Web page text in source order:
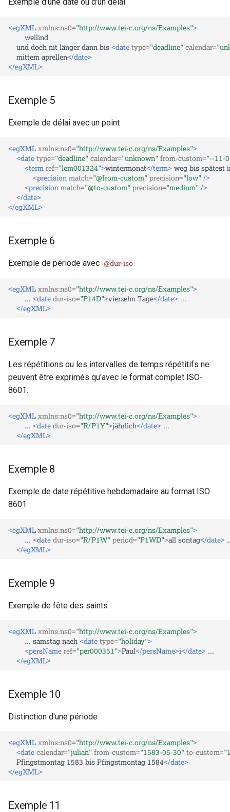
<egXML xmlns:ns0="http://www.tei-c.org/ns/Examples">
und doch nit länger dann bis <date type="deadline" calendar=
mittem aprellen</date>
</egXML>
Exemple 5
Exemple de délai avec un point
<egXML xmlns:ns0="http://www.tei-c.org/ns/Examples">
<date type="deadline" calendar="unknown" from-custom="--11-
<term ref="lem001324">wintermonat</term> weg bis spätest
<precision match="@from-custom" precision="low" />
<precision match="@to-custom" precision="medium" />
</date>
</egXML>
Exemple 6
Exemple de période avec @dur-iso
<egXML xmlns:ns0="http://www.tei-c.org/ns/Examples">
<date dur-iso="P14D">vierzehn Tage</date>
</egXML>
Exemple 7
Les répétitions ou les intervalles de temps répétitifs ne
peuvent être exprimés qu'avec le format complet ISO-
8601.
<egXML xmlns:ns0="http://www.tei-c.org/ns/Examples">
<date dur-iso="R/P1Y">jährlich</date>
</egXML>
Exemple 8
Exemple de date répétitive hebdomadaire au format ISO
8601
<egXML xmlns:ns0="http://www.tei-c.org/ns/Examples">
<date dur-iso="R/P1W" period="P1WD">all sontag</date>
</egXML>
Exemple 9
Exemple de fête des saints
<egXML xmlns:ns0="http://www.tei-c.org/ns/Examples">
samstag nach <date type="holiday">
<persName ref="per000351">Paul</persName>i</date>
</egXML>
Exemple 10
Distinction d'une période
<egXML xmlns:ns0="http://www.tei-c.org/ns/Examples">
<date calendar="julian" from-custom="1583-05-30" to-custom=
Pfingstmontag 1583 bis Pfingstmontag 1584</date>
</egXML>
Exemple 11